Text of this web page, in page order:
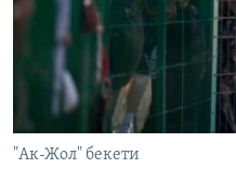
АЗАТТЫК+
ЫҢГАЙСЫЗ СУРООЛОР
ЭЕ/АРнун бардык
"Ак-Жол" бекети